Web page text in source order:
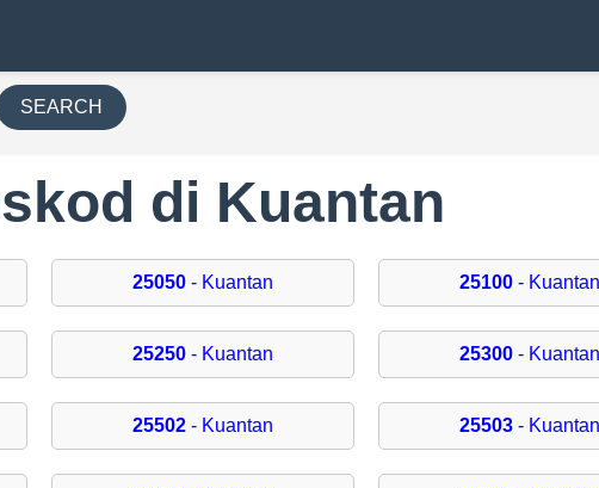
SEARCH
di Kuantan
25050 - Kuantan 25100- Kuantan
25250 - Kuantan 25300- Kuantan
25502 - Kuantan 25503- Kuantan